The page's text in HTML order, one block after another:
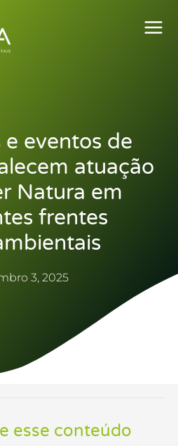
e eventos de
atuação
Natura em
frentes
3, 2025
esse conteúdo